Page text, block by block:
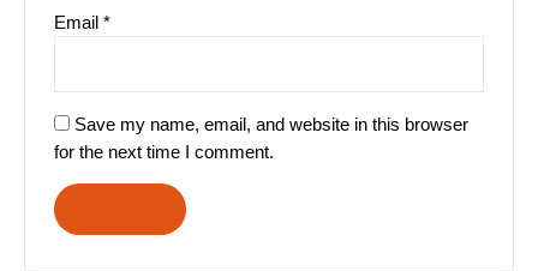
Email*
Save my name, email, and website in this browser
for the next time I comment.